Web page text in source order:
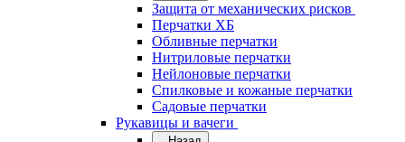
Защита от механических рисков
Перчатки ХБ
Обливные перчатки
Нитриловые перчатки
Нейлоновые перчатки
Спилковые и кожаные перчатки
Садовые перчатки
Рукавицы и вачеги